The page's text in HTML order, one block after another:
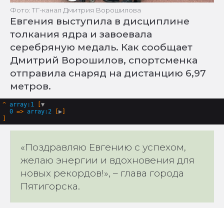
Фото: ТГ-канал Дмитрия Ворошилова
Евгения выступила в дисциплине
толкания ядра и завоевала
серебряную медаль. Как сообщает
Дмитрий Ворошилов, спортсменка
отправила снаряд на дистанцию 6,97
метров.
^ array:1 [▼
0 => array:2 [▶
«Поздравляю Евгению с успехом,
желаю энергии и вдохновения для
новых рекордов!», – глава города
Пятигорска.